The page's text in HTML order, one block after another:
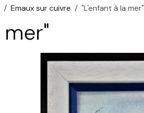
Emaux sur cuivre "L'enfant à la mer"
mer"